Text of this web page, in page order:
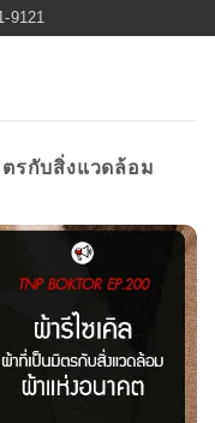
9121
ตรกับสิ่งแวดล้อม